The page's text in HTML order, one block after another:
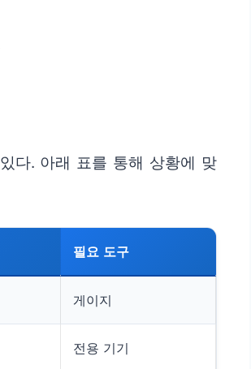
다. 아래 표를 통해 상황에 맞
필요 도구
게이지
전용 기기